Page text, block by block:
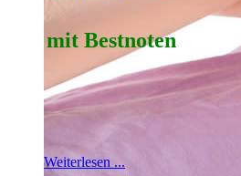
mit Best­noten
Weiterlesen ...